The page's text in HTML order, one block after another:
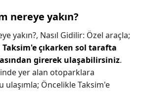
nereye yakın?
yakın?, Nasıl Gidilir: Özel araçla;
çıkarken sol tarafta
girerek ulaşabilirsiniz.
yer alan otoparklara
ulaşımla; Öncelikle Taksim'e